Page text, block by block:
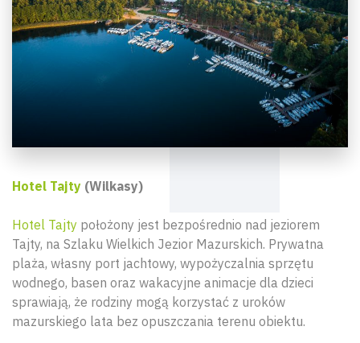
Hotel Tajty (Wilkasy)
Hotel Tajty położony jest bezpośrednio nad jeziorem
Tajty, na Szlaku Wielkich Jezior Mazurskich. Prywatna
plaża, własny port jachtowy, wypożyczalnia sprzętu
wodnego, basen oraz wakacyjne animacje dla dzieci
sprawiają, że rodziny mogą korzystać z uroków
mazurskiego lata bez opuszczania terenu obiektu.